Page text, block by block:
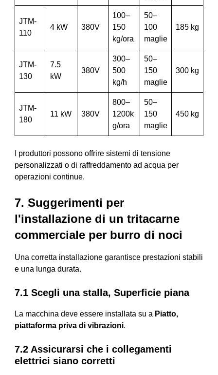
JTM-
110
4 kW 380V
100–
150
kg/ora
50–
100
maglie
185 kg
JTM-
130
7.5
kW
380V
300–
500
kg/h
50–
150
maglie
300 kg
JTM-
180
11 kW 380V
800–
1200k
g/ora
50–
150
maglie
450 kg
I produttori possono offrire sistemi di tensione
personalizzati o di raffreddamento ad acqua per
operazioni continue.
7. Suggerimenti per
l'installazione di un tritacarne
commerciale per burro di noci
Una corretta installazione garantisce prestazioni stabili
e una lunga durata.
7.1 Scegli una stalla, Superficie piana
La macchina deve essere installata su a Piatto,
piattaforma priva di vibrazioni.
7.2 Assicurarsi che i collegamenti
elettrici siano corretti